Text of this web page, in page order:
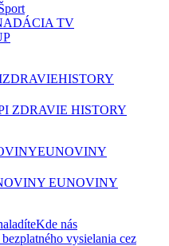
TV
ZDRAVIEHISTORY
ZDRAVIE HISTORY
EUNOVINY
EUNOVINY
Kde nás
vysielania cez